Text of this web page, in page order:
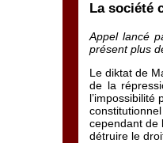
La société
Appel lancé
présent plus
Le diktat de
de la
l’impossibilité
cependant de
détruire le